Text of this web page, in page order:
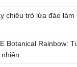
chiêu trò lừa đảo làm
Botanical Rainbow: